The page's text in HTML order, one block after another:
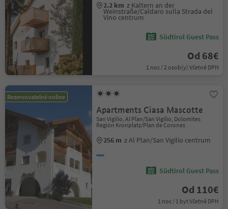
2.2 km z Kaltern an der
Weinstraße/Caldaro sulla Strada del
Vino centrum
Südtirol Guest Pass
Od 68€
1 noc / 2 osob(y) Včetně DPH
Rezervovatelné online
Apartments Ciasa Mascotte
San Vigilio, Al Plan/San Vigilio, Dolomites
Region Kronplatz/Plan de Corones
256 m z Al Plan/San Vigilio centrum
Südtirol Guest Pass
Od 110€
1 noc / 1 byt Včetně DPH